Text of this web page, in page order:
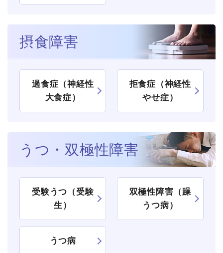
摂食障害
過食症（神経性
大食症）
拒食症（神経性
やせ症）
うつ・双極性障害
受験うつ（受験
生）
双極性障害（躁
うつ病）
うつ病